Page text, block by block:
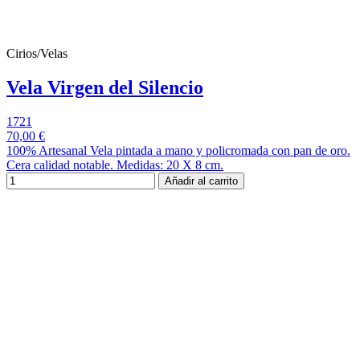
Cirios/Velas
Vela Virgen del Silencio
1721
70,00 €
100% Artesanal Vela pintada a mano y policromada con pan de oro.
Cera calidad notable. Medidas: 20 X 8 cm.
Añadir al carrito